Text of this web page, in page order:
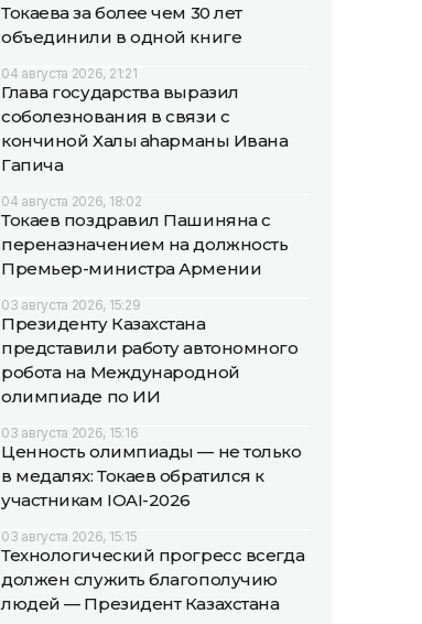
Токаева за более чем 30 лет
объединили в одной книге
04 августа 2026, 21:21
Глава государства выразил
соболезнования в связи с
кончиной Халық қаһарманы Ивана
Гапича
04 августа 2026, 18:02
Токаев поздравил Пашиняна с
переназначением на должность
Премьер-министра Армении
03 августа 2026, 15:29
Президенту Казахстана
представили работу автономного
робота на Международной
олимпиаде по ИИ
03 августа 2026, 15:16
Ценность олимпиады — не только
в медалях: Токаев обратился к
участникам IOAI-2026
03 августа 2026, 15:15
Технологический прогресс всегда
должен служить благополучию
людей — Президент Казахстана